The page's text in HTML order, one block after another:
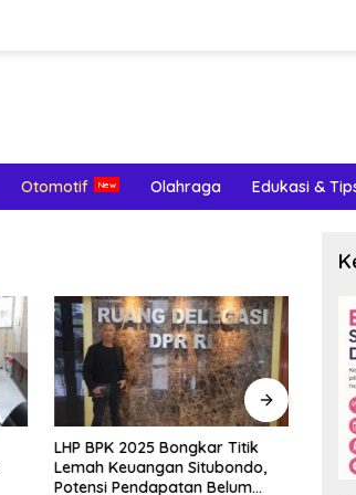
Otomotif Olahraga Edukasi &
LHP BPK 2025 Bongkar Titik
Lemah Keuangan Situbondo,
Potensi Pendapatan Belum